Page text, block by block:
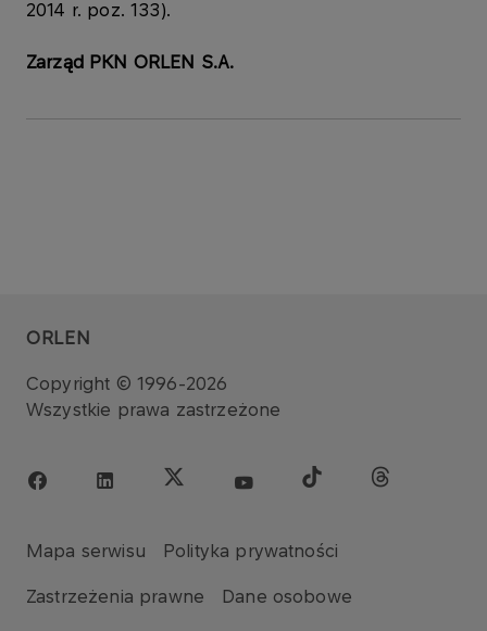
2014 r. poz. 133).
Zarząd PKN ORLEN S.A.
ORLEN
Copyright © 1996-2026
Wszystkie prawa zastrzeżone
Mapa serwisu Polityka prywatności
Zastrzeżenia prawne Dane osobowe